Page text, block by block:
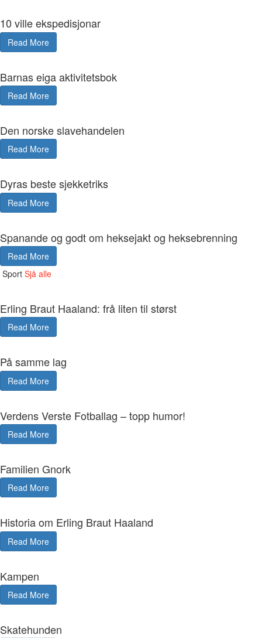
10 ville ekspedisjonar
Read More
Barnas eiga aktivitetsbok
Read More
Den norske slavehandelen
Read More
Dyras beste sjekketriks
Read More
Spanande og godt om heksejakt og heksebrenning
Read More
Sport Sjå alle
Erling Braut Haaland: frå liten til størst
Read More
På samme lag
Read More
Verdens Verste Fotballag – topp humor!
Read More
Familien Gnork
Read More
Historia om Erling Braut Haaland
Read More
Kampen
Read More
Skatehunden